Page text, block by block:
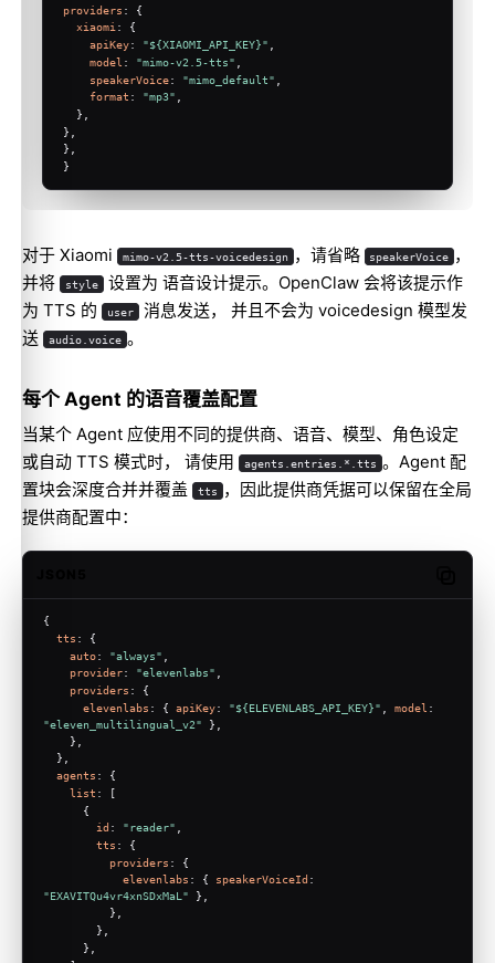
providers : {
xiaomi: {
apiKey: "${XIAOMI_API_KEY}"
model : "mimo-v2.5-tts"
speakerVoice: "mimo_default"
format : "mp3"
  },
},
},
}
对于 Xiaomi mimo-v2.5-tts-voicedesign ，请省略 speakerVoice ，
并将
style 设置为 语音设计提示。OpenClaw 会将该提示作
为 TTS 的
user 消息发送， 并且不会为 voicedesign 模型发
送
audio.voice 。
每个 Agent 的语音覆盖配置
当某个 Agent 应使用不同的提供商、语音、模型、角色设定
或自动 TTS 模式时， 请使用
agents.entries.*.tts 。Agent 配
置块会深度合并并覆盖
tts ，因此提供商凭据可以保留在全局
提供商配置中：
{
tts : {
auto: "always"
provider: "elevenlabs"
providers : {
elevenlabs : { apiKey: "${ELEVENLABS_API_KEY}" model
"eleven_multilingual_v2" },
    },
  },
agents : {
list : [
      {
id : "reader"
tts : {
providers : {
elevenlabs : { speakerVoiceId
"EXAVITQu4vr4xnSDxMaL" },
          },
        },
      },